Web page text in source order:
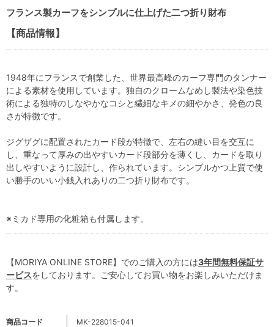
フランス製カーフをシンプルに仕上げた二つ折り財布
商品コード
MK-228015-041
【商品情報】
1948年にフランスで創業した、世界最高峰のカーフ専門のタンナー
による素材を使用しています。独自のクロームなめし製法や染色技
術による独特のしなやかなコシと繊細なキメの細やかさ、発色の良
さが特徴です。
ジグザグに配置されたカード段が特徴で、左右の縫い目を交互に
し、重なって厚みの出やすいカード段部分を薄くし、カードを取り
出しやすいように設計し、作られています。シンプルかつ上質で使
い勝手のいい小銭入れありの二つ折り財布です。
※ミカド専用の化粧箱も付属します。
【MORIYA ONLINE STORE】でのご購入の方には3年間無料保証サ
ービスをしております。ご安心してお買い物をお楽しみいただけま
す。